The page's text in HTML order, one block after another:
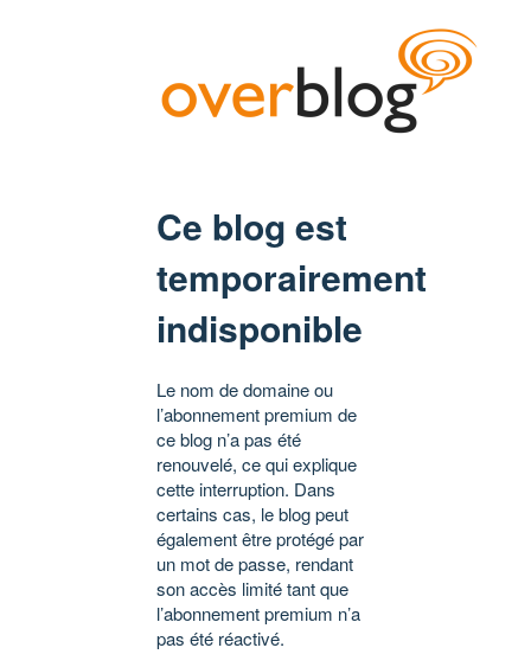
Ce blog est
temporairement
indisponible
Le nom de domaine ou
l’abonnement premium de
ce blog n’a pas été
renouvelé, ce qui explique
cette interruption. Dans
certains cas, le blog peut
également être protégé par
un mot de passe, rendant
son accès limité tant que
l’abonnement premium n’a
pas été réactivé.